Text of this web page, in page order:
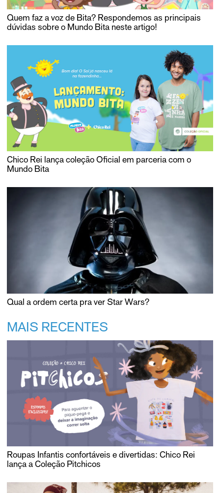
Quem faz a voz de Bita? Respondemos as principais
dúvidas sobre o Mundo Bita neste artigo!
Chico Rei lança coleção Oficial em parceria com o
Mundo Bita
Qual a ordem certa pra ver Star Wars?
MAIS RECENTES
Roupas Infantis confortáveis e divertidas: Chico Rei
lança a Coleção Pitchicos